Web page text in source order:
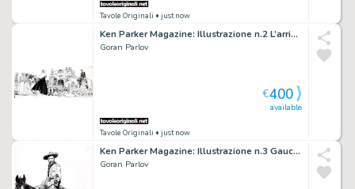
Tavole Originali • just now
Ken Parker Magazine: Illustrazione n.2 L’arrivo al Ranch
Goran Parlov
Tavole Originali • just now
available
€400
Ken Parker Magazine: Illustrazione n.3 Gaucho
Goran Parlov